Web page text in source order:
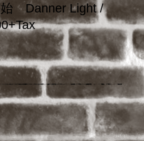
始 Danner Light /